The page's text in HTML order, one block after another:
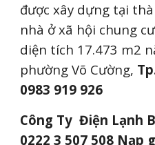
được xây dựng tại
nhà ở xã hội chung
diện tích 17.473 m2
phường Võ Cường,
0983 919 926
Công Ty Điện Lạnh
0222 3 507 508 Nạp